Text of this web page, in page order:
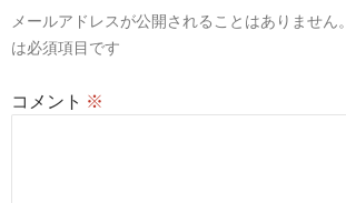
ン
メールアドレスが公開されることはありません。
は必須項目です
コメント ※